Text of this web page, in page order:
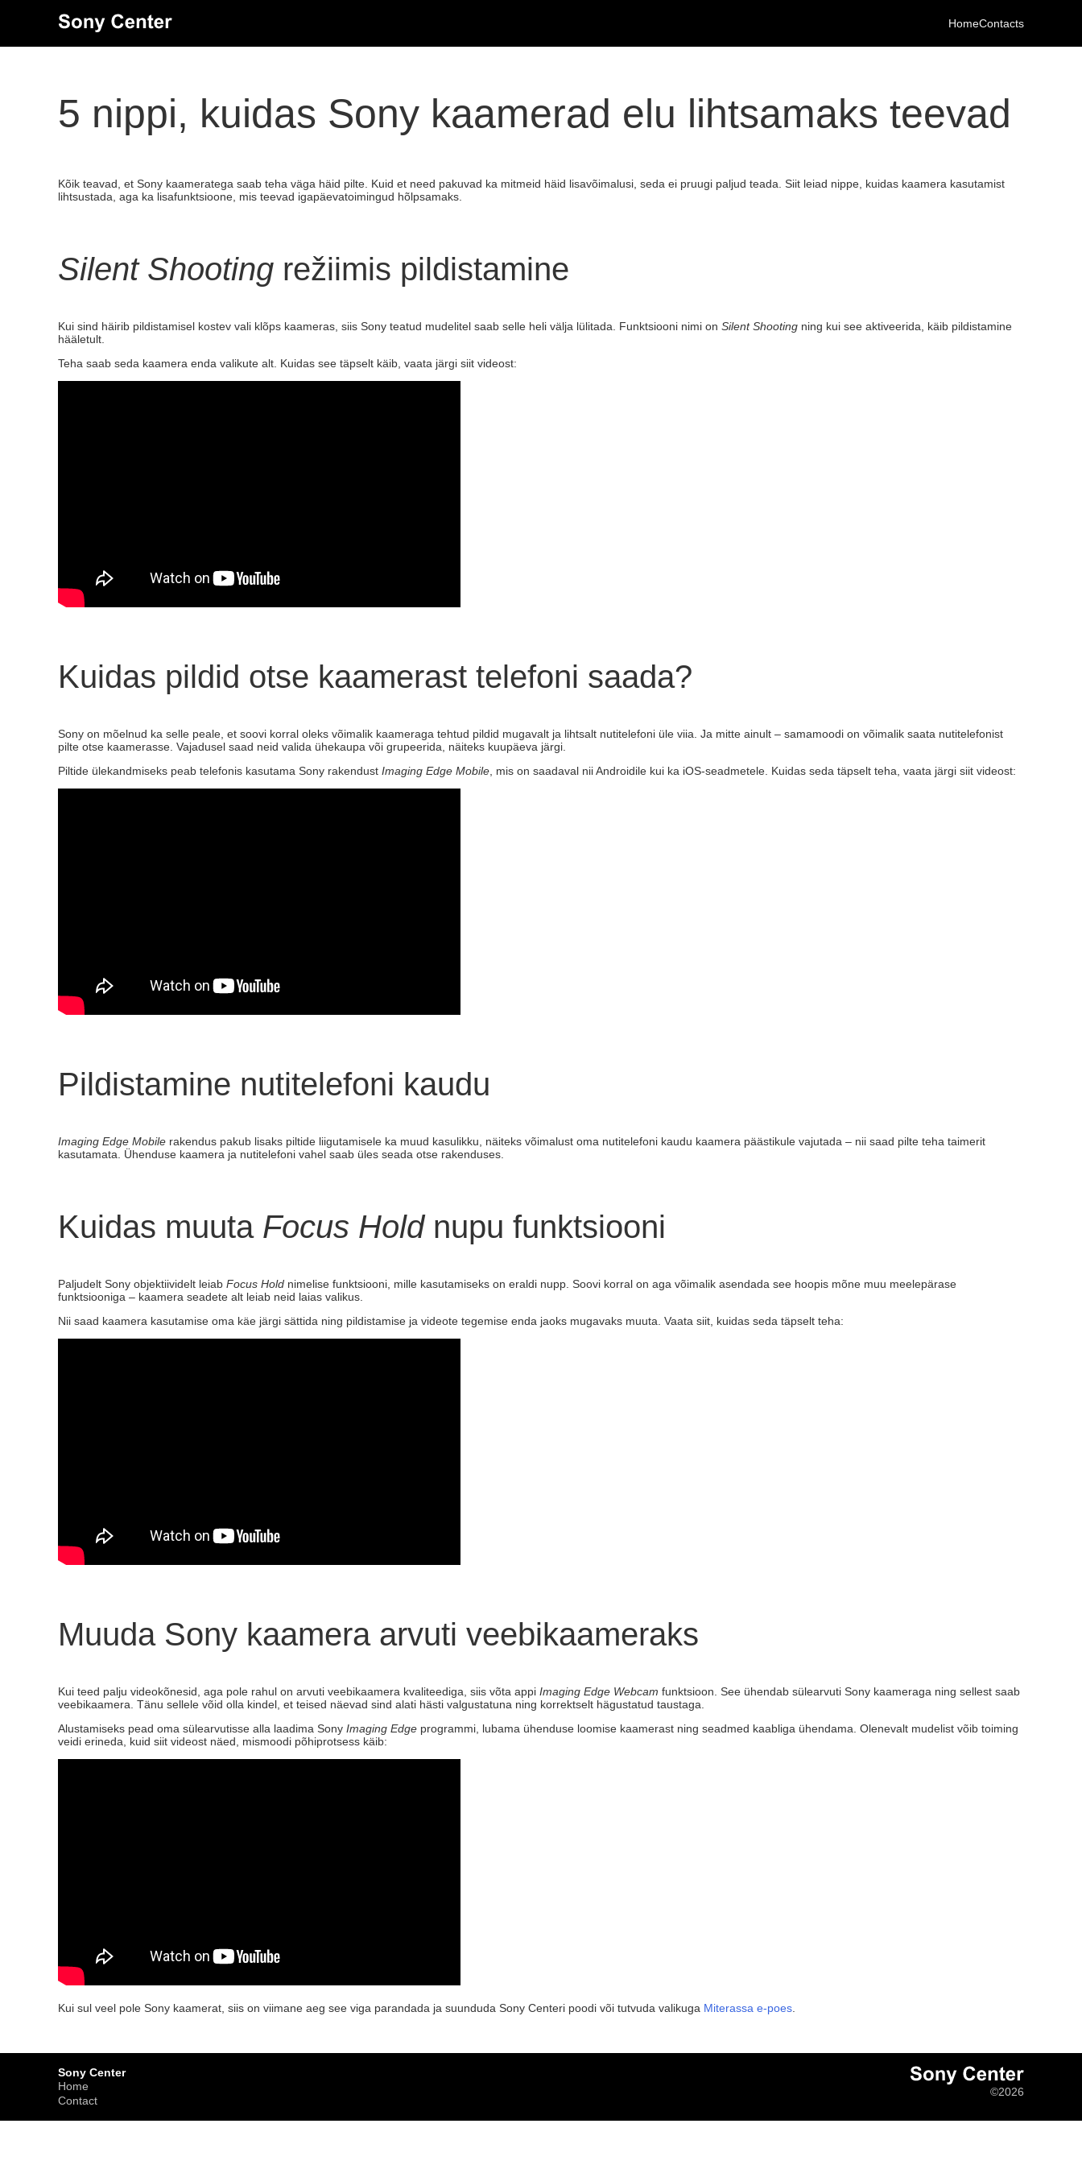
HomeContacts
5 nippi, kuidas Sony kaamerad elu lihtsamaks teevad
Kõik teavad, et Sony kaameratega saab teha väga häid pilte. Kuid et need pakuvad ka mitmeid häid lisavõimalusi, seda ei pruugi paljud teada. Siit leiad nippe, kuidas kaamera kasutamist
lihtsustada, aga ka lisafunktsioone, mis teevad igapäevatoimingud hõlpsamaks.
Silent Shooting režiimis pildistamine
Kui sind häirib pildistamisel kostev vali klõps kaameras, siis Sony teatud mudelitel saab selle heli välja lülitada. Funktsiooni nimi on Silent Shooting ning kui see aktiveerida, käib pildistamine
hääletult.
Teha saab seda kaamera enda valikute alt. Kuidas see täpselt käib, vaata järgi siit videost:
Kuidas pildid otse kaamerast telefoni saada?
Sony on mõelnud ka selle peale, et soovi korral oleks võimalik kaameraga tehtud pildid mugavalt ja lihtsalt nutitelefoni üle viia. Ja mitte ainult – samamoodi on võimalik saata nutitelefonist
pilte otse kaamerasse. Vajadusel saad neid valida ühekaupa või grupeerida, näiteks kuupäeva järgi.
Piltide ülekandmiseks peab telefonis kasutama Sony rakendust Imaging Edge Mobile , mis on saadaval nii Androidile kui ka iOS-seadmetele. Kuidas seda täpselt teha, vaata järgi siit videost:
Pildistamine nutitelefoni kaudu
Imaging Edge Mobile rakendus pakub lisaks piltide liigutamisele ka muud kasulikku, näiteks võimalust oma nutitelefoni kaudu kaamera päästikule vajutada – nii saad pilte teha taimerit
kasutamata. Ühenduse kaamera ja nutitelefoni vahel saab üles seada otse rakenduses.
Kuidas muuta Focus Holdnupu funktsiooni
Paljudelt Sony objektiividelt leiab Focus Hold nimelise funktsiooni, mille kasutamiseks on eraldi nupp. Soovi korral on aga võimalik asendada see hoopis mõne muu meelepärase
funktsiooniga – kaamera seadete alt leiab neid laias valikus.
Nii saad kaamera kasutamise oma käe järgi sättida ning pildistamise ja videote tegemise enda jaoks mugavaks muuta. Vaata siit, kuidas seda täpselt teha:
Muuda Sony kaamera arvuti veebikaameraks
Kui teed palju videokõnesid, aga pole rahul on arvuti veebikaamera kvaliteediga, siis võta appi Imaging Edge Webcam funktsioon. See ühendab sülearvuti Sony kaameraga ning sellest saab
veebikaamera. Tänu sellele võid olla kindel, et teised näevad sind alati hästi valgustatuna ning korrektselt hägustatud taustaga.
Alustamiseks pead oma sülearvutisse alla laadima Sony Imaging Edge programmi, lubama ühenduse loomise kaamerast ning seadmed kaabliga ühendama. Olenevalt mudelist võib toiming
veidi erineda, kuid siit videost näed, mismoodi põhiprotsess käib:
Kui sul veel pole Sony kaamerat, siis on viimane aeg see viga parandada ja suunduda Sony Centeri poodi või tutvuda valikuga Miterassa e-poes
Sony Center
Home
Contact
©2026